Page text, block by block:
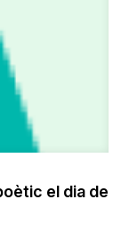
el dia de